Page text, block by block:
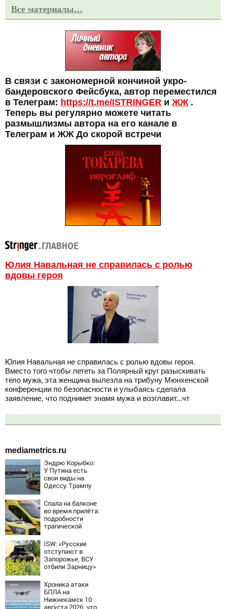
Все материалы…
В связи с закономерной кончиной укро-
бандеровского Фейсбука, автор переместился
в Телеграм: https://t.me/ISTRINGER и ЖЖ .
Теперь вы регулярно можете читать
размышлизмы автора на его канале в
Телеграм и ЖЖ До скорой встречи
Юлия Навальная не справилась с ролью
вдовы героя
Юлия Навальная не справилась с ролью вдовы героя.
Вместо того чтобы лететь за Полярный круг разыскивать
тело мужа, эта женщина вылезла на трибуну Мюнхенской
конференции по безопасности и улыбаясь сделала
заявление, что поднимет знамя мужа и возглавит...чт
mediametrics.ru
Эндрю Корыбко:
У Путина есть
свои виды на
Одессу. Трампу
Зеленскому вряд
ли
Спала на балконе
во время прилёта:
подробности
трагической
в Нижнекамске
10/08/2026 –
Новости
ISW: «Русские
отступают в
Запорожье, ВСУ
отбили Зарницу»
Хроника атаки
БПЛА на
Нижнекамск 10
августа 2026: что